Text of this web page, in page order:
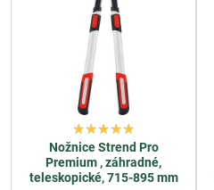
Nožnice Strend Pro
Premium , záhradné,
teleskopické, 715-895 mm